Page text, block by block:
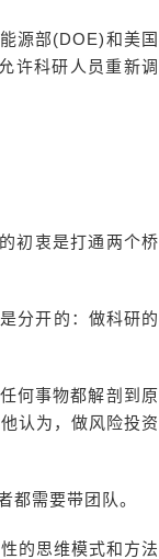
源部(DOE)和美国
许科研人员重新调
初衷是打通两个桥
分开的：做科研的
何事物都解剖到原
认为，做风险投资
都需要带团队。
的思维模式和方法